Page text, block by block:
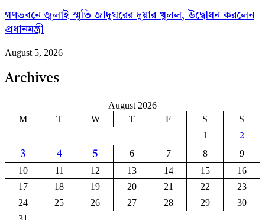
গণভবনে জুলাই স্মৃতি জাদুঘরের দুয়ার খুলল, উদ্বোধন করলেন
প্রধানমন্ত্রী
August 5, 2026
Archives
August 2026
M
T W T F S S
1
2
3
4 5 6 7 8
9
10
11 12 13 14 15
16
17
18 19 20 21 22
23
24
25 26 27 28 29
30